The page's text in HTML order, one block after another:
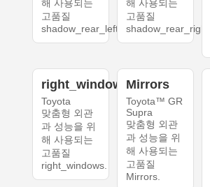
해 사용되는
고품질
shadow_rear_left.
해 사용되는
고품질
shadow_rear_right.
right_windows
Toyota
맞춤형 외관
과 성능을 위
해 사용되는
고품질
right_windows.
Mirrors
Toyota™ GR
Supra
맞춤형 외관
과 성능을 위
해 사용되는
고품질
Mirrors.